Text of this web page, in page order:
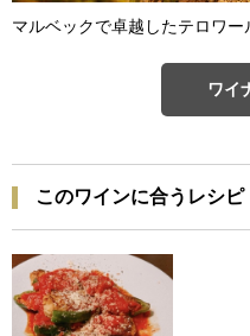
マルベックで卓越したテロワ
ワイ
このワインに合うレシピ